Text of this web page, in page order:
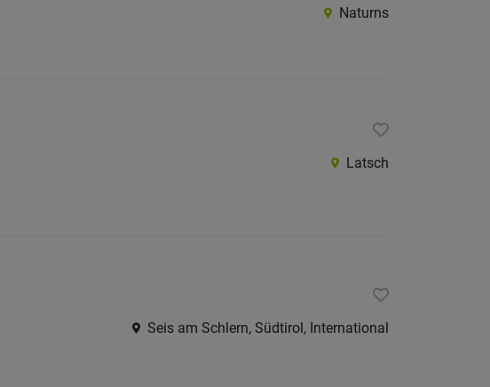
Naturns
Latsch
Seis am Schlern, Südtirol, International